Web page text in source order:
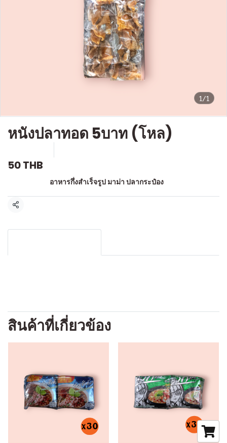
1/1
หนังปลาทอด 5บาท (โหล)
50 THB
อาหารกึ่งสำเร็จรูป มาม่า ปลากระป๋อง
แชร์
สินค้าที่เกี่ยวข้อง